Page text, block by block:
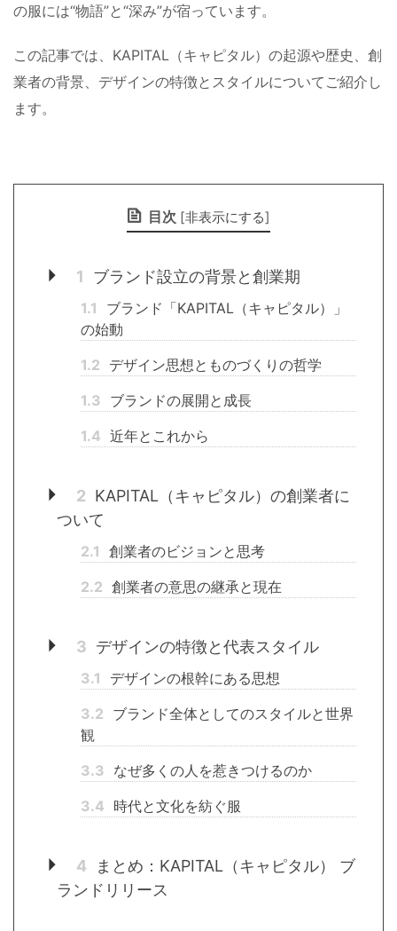
の服には“物語”と“深み”が宿っています。
この記事では、KAPITAL（キャピタル）の起源や歴史、創
業者の背景、デザインの特徴とスタイルについてご紹介し
ます。
目次 [非表示にする]
1 ブランド設立の背景と創業期
1.1
ブランド「KAPITAL（キャピタル）」
の始動
1.2 デザイン思想とものづくりの哲学
1.3 ブランドの展開と成長
1.4 近年とこれから
2 KAPITAL（キャピタル）の創業者に
ついて
2.1 創業者のビジョンと思考
2.2 創業者の意思の継承と現在
3 デザインの特徴と代表スタイル
3.1
デザインの根幹にある思想
3.2 ブランド全体としてのスタイルと世界
観
3.3 なぜ多くの人を惹きつけるのか
3.4 時代と文化を紡ぐ服
4
まとめ：KAPITAL（キャピタル） ブ
ランドリリース